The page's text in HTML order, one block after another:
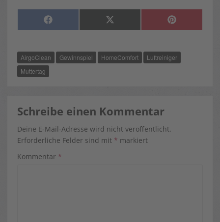
SHARE
F
A
O
K
SHARE
X
(
T
T
E
SHARE
P
I
R
E
S
AirgoClean Gewinnspiel HomeComfort
Luftreiniger
Muttertag
Schreibe einen Kommentar
Deine E-Mail-Adresse wird nicht veröffentlicht.
Erforderliche Felder sind mit * markiert
Kommentar *